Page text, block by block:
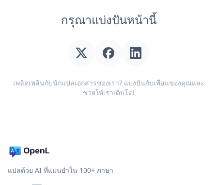
กรุณาแบ่งปันหน้านี้
เพลิดเพลินกับนักแปลเอกสารของเรา? แบ่งปันกับเพื่อนของคุณและ
ช่วยให้เราเติบโต!
แปลด้วย AI ที่แม่นยำใน 100+ ภาษา